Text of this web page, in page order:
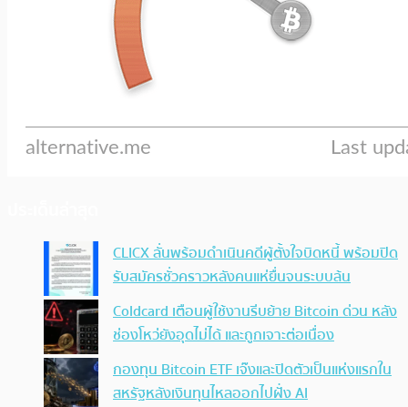
CLICX ลั่นพร้อมดำเนินคดีผู้ตั้งใจบิดหนี้ พร้อมปิด
รับสมัครชั่วคราวหลังคนแห่ยื่นจนระบบล้น
Coldcard เตือนผู้ใช้งานรีบย้าย Bitcoin ด่วน หลัง
ช่องโหว่ยังอุดไม่ได้ และถูกเจาะต่อเนื่อง
กองทุน Bitcoin ETF เจ๊งและปิดตัวเป็นแห่งแรกใน
สหรัฐหลังเงินทุนไหลออกไปฝั่ง AI